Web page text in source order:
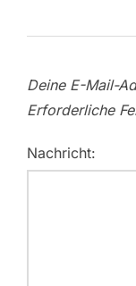
Deine E-Mail-
Erforderliche
Nachricht: